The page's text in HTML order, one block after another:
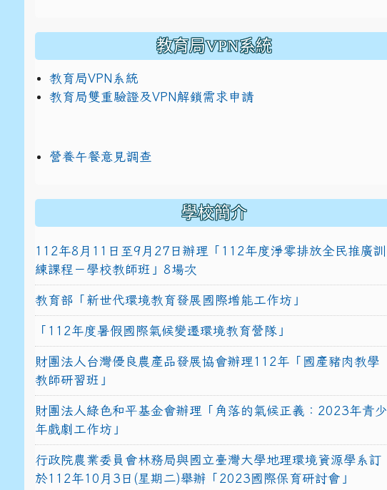
教育局VPN系統
教育局VPN系統
教育局雙重驗證及VPN解鎖需求申請
營養午餐意見調查
學校簡介
112年8月11日至9月27日辦理「112年度淨零排放全民推廣訓
練課程－學校教師班」8場次
教育部「新世代環境教育發展國際增能工作坊」
「112年度暑假國際氣候變遷環境教育營隊」
財團法人台灣優良農產品發展協會辦理112年「國產豬肉教學
教師研習班」
財團法人綠色和平基金會辦理「角落的氣候正義：2023年青少
年戲劇工作坊」
行政院農業委員會林務局與國立臺灣大學地理環境資源學系訂
於112年10月3日(星期二)舉辦「2023國際保育研討會」